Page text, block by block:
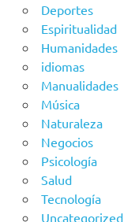
Deportes
Espiritualidad
Humanidades
idiomas
Manualidades
Música
Naturaleza
Negocios
Psicología
Salud
Tecnología
Uncategorized